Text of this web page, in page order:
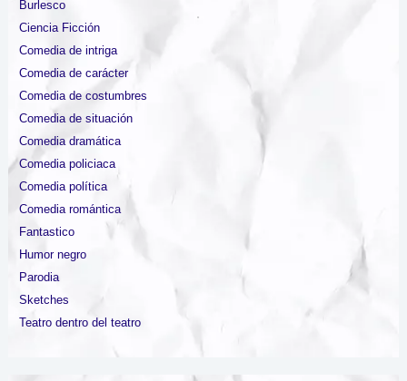
Burlesco
Ciencia Ficción
Comedia de intriga
Comedia de carácter
Comedia de costumbres
Comedia de situación
Comedia dramática
Comedia policiaca
Comedia política
Comedia romántica
Fantastico
Humor negro
Parodia
Sketches
Teatro dentro del teatro